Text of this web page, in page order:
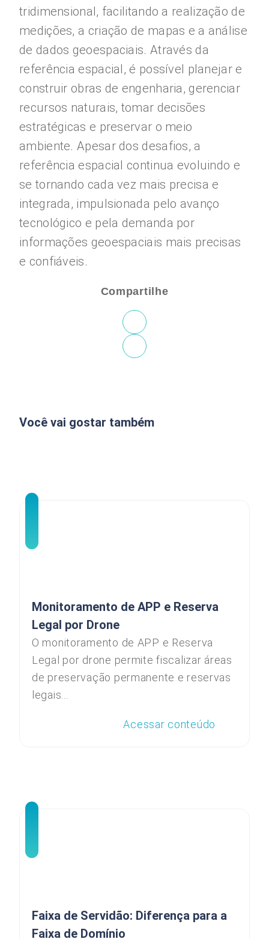
tridimensional, facilitando a realização de
medições, a criação de mapas e a análise
de dados geoespaciais. Através da
referência espacial, é possível planejar e
construir obras de engenharia, gerenciar
recursos naturais, tomar decisões
estratégicas e preservar o meio
ambiente. Apesar dos desafios, a
referência espacial continua evoluindo e
se tornando cada vez mais precisa e
integrada, impulsionada pelo avanço
tecnológico e pela demanda por
informações geoespaciais mais precisas
e confiáveis.
Compartilhe
Você vai gostar também
Monitoramento de APP e Reserva
Legal por Drone
O monitoramento de APP e Reserva
Legal por drone permite fiscalizar áreas
de preservação permanente e reservas
legais...
Acessar conteúdo
Faixa de Servidão: Diferença para a
Faixa de Domínio